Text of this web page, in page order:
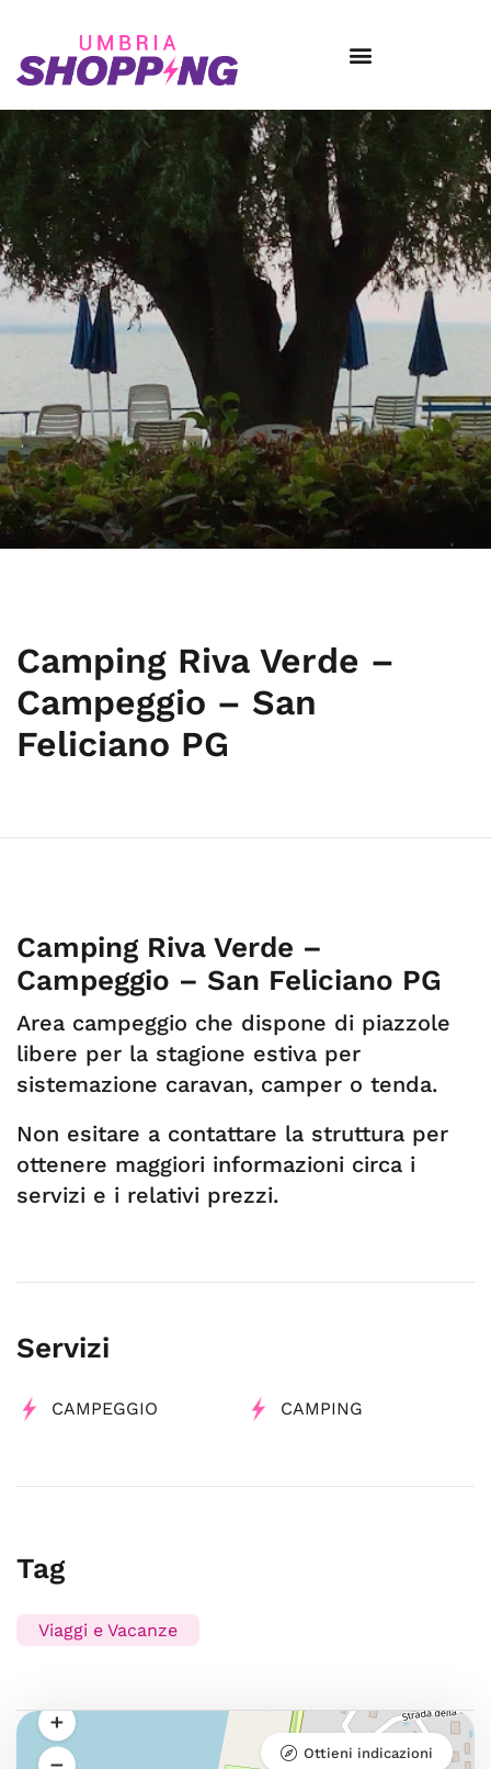
Camping Riva Verde –
Campeggio – San
Feliciano PG
Camping Riva Verde –
Campeggio – San Feliciano PG
Area campeggio che dispone di piazzole
libere per la stagione estiva per
sistemazione caravan, camper o tenda.
Non esitare a contattare la struttura per
ottenere maggiori informazioni circa i
servizi e i relativi prezzi.
Servizi
CAMPEGGIO CAMPING
Tag
Viaggi e Vacanze
Ottieni indicazioni